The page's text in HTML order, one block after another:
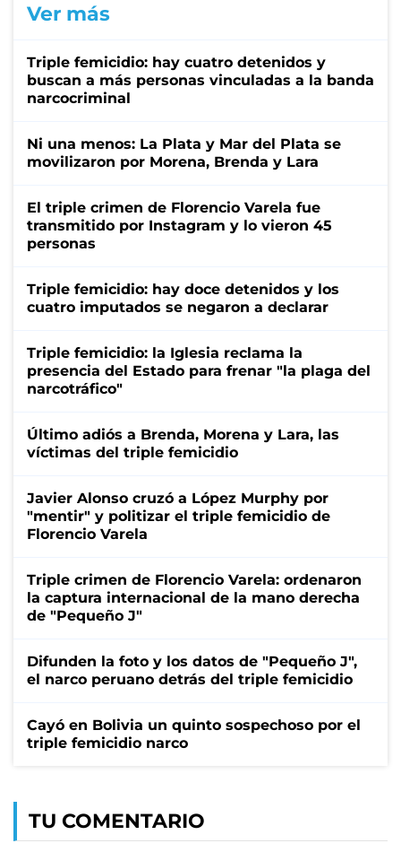
Ver más
Triple femicidio: hay cuatro detenidos y
buscan a más personas vinculadas a la banda
narcocriminal
Ni una menos: La Plata y Mar del Plata se
movilizaron por Morena, Brenda y Lara
El triple crimen de Florencio Varela fue
transmitido por Instagram y lo vieron 45
personas
Triple femicidio: hay doce detenidos y los
cuatro imputados se negaron a declarar
Triple femicidio: la Iglesia reclama la
presencia del Estado para frenar "la plaga del
narcotráfico"
Último adiós a Brenda, Morena y Lara, las
víctimas del triple femicidio
Javier Alonso cruzó a López Murphy por
"mentir" y politizar el triple femicidio de
Florencio Varela
Triple crimen de Florencio Varela: ordenaron
la captura internacional de la mano derecha
de "Pequeño J"
Difunden la foto y los datos de "Pequeño J",
el narco peruano detrás del triple femicidio
Cayó en Bolivia un quinto sospechoso por el
triple femicidio narco
TU COMENTARIO